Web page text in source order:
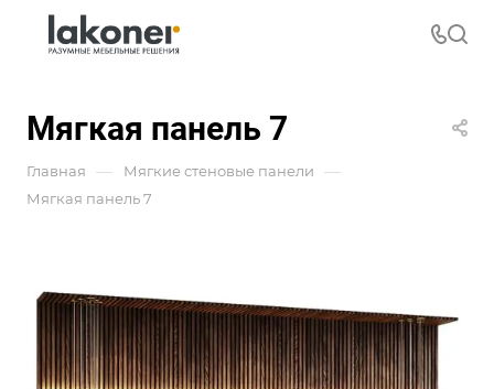
Мягкая панель 7
Главная — Мягкие стеновые панели —
Мягкая панель 7